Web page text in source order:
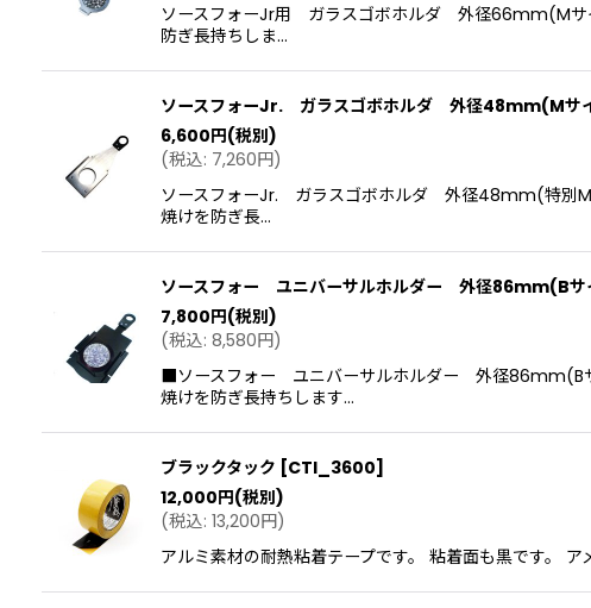
ソースフォーJr用 ガラスゴボホルダ 外径66mm(Mサ
防ぎ長持ちしま…
ソースフォーJr. ガラスゴボホルダ 外径48mm(Mサ
6,600円(税別)
(税込: 7,260円)
ソースフォーJr. ガラスゴボホルダ 外径48mm(特別M
焼けを防ぎ長…
ソースフォー ユニバーサルホルダー 外径86mm(Bサ
7,800円(税別)
(税込: 8,580円)
■ソースフォー ユニバーサルホルダー 外径86mm(Bサ
焼けを防ぎ長持ちします…
ブラックタック [CTI_3600]
12,000円(税別)
(税込: 13,200円)
アルミ素材の耐熱粘着テープです。 粘着面も黒です。